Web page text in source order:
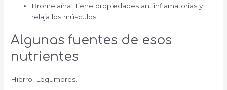
Bromelaína. Tiene propiedades antiinflamatorias y
relaja los músculos.
Algunas fuentes de esos
nutrientes
Hierro. Legumbres.